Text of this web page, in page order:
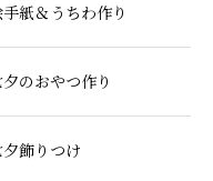
紙＆うちわ作り
のおやつ作り
飾りつけ